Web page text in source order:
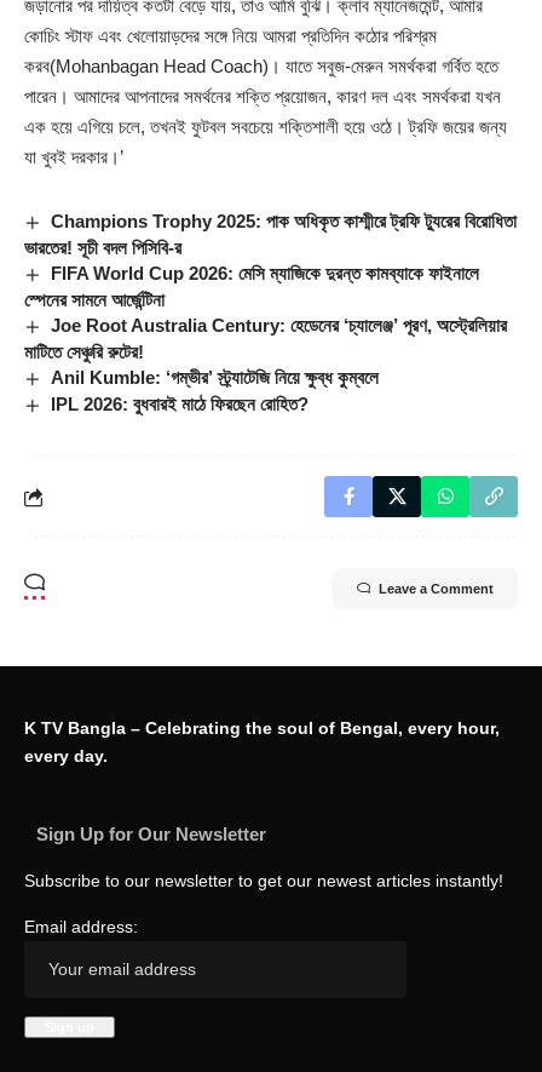
জড়ানোর পর দায়িত্ব কতটা বেড়ে যায়, তাও আমি বুঝি। ক্লাব ম্যানেজমেন্ট, আমার
কোচিং স্টাফ এবং খেলোয়াড়দের সঙ্গে নিয়ে আমরা প্রতিদিন কঠোর পরিশ্রম
করব(Mohanbagan Head Coach)। যাতে সবুজ-মেরুন সমর্থকরা গর্বিত হতে
পারেন। আমাদের আপনাদের সমর্থনের শক্তি প্রয়োজন, কারণ দল এবং সমর্থকরা যখন
এক হয়ে এগিয়ে চলে, তখনই ফুটবল সবচেয়ে শক্তিশালী হয়ে ওঠে। ট্রফি জয়ের জন্য
যা খুবই দরকার।’
Champions Trophy 2025: পাক অধিকৃত কাশ্মীরে ট্রফি ট্যুরের বিরোধিতা
ভারতের! সূচী বদল পিসিবি-র
FIFA World Cup 2026: মেসি ম্যাজিকে দুরন্ত কামব্যাকে ফাইনালে
স্পেনের সামনে আর্জেন্টিনা
Joe Root Australia Century: হেডেনের ‘চ্যালেঞ্জ’ পূরণ, অস্ট্রেলিয়ার
মাটিতে সেঞ্চুরি রুটের!
Anil Kumble: ‘গম্ভীর’ স্ট্র্যাটেজি নিয়ে ক্ষুব্ধ কুম্বলে
IPL 2026: বুধবারই মাঠে ফিরছেন রোহিত?
Leave a Comment
K TV Bangla – Celebrating the soul of Bengal, every hour,
every day.
Sign Up for Our Newsletter
Subscribe to our newsletter to get our newest articles instantly!
Email address: